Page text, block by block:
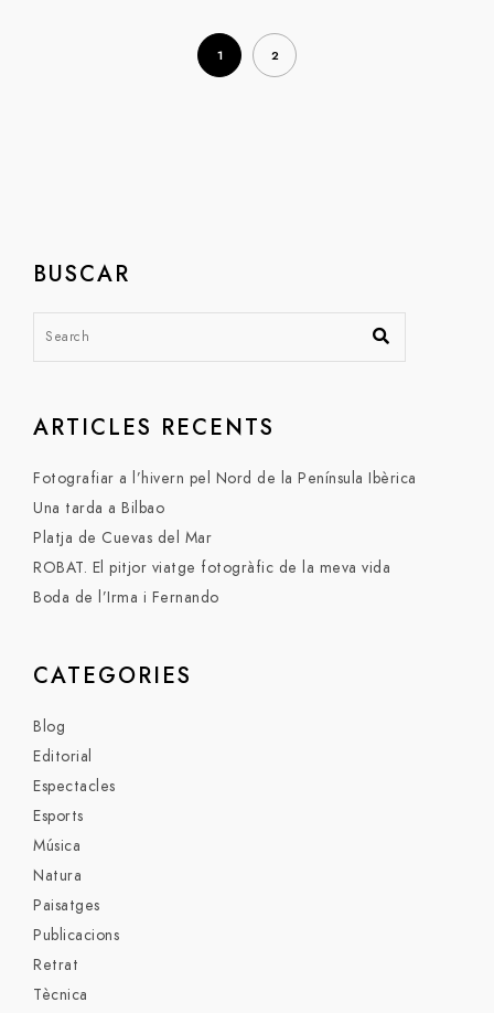
1 2
BUSCAR
ARTICLES RECENTS
Fotografiar a l’hivern pel Nord de la Península Ibèrica
Una tarda a Bilbao
Platja de Cuevas del Mar
ROBAT. El pitjor viatge fotogràfic de la meva vida
Boda de l’Irma i Fernando
CATEGORIES
Blog
Editorial
Espectacles
Esports
Música
Natura
Paisatges
Publicacions
Retrat
Tècnica